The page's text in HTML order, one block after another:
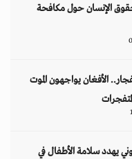
الإنسان حول مكافحة
الأفغان يواجهون الموت
يهدد سلامة الأطفال في